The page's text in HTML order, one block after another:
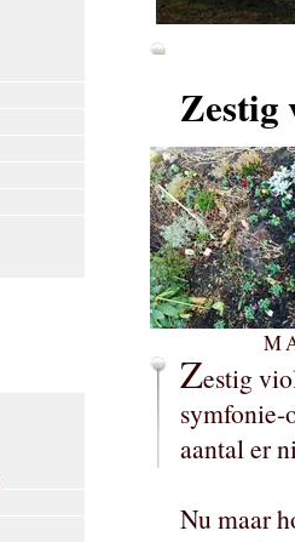
Zestig
Zestig
symfonie-
aantal er
Nu maar